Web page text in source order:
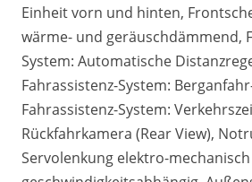
Einheit vorn und hinten,
wärme- und geräuschdämmend,
System: Automatische
Fahrassistenz-System:
Fahrassistenz-System:
Rückfahrkamera (Rear View),
Servolenkung elektro-